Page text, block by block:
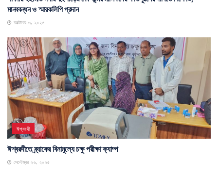
পাবনায় ইছামতি নদীর দুইপাড়ের বৈধ ভূমির মালিকদের ক্ষতিপূরণের দাবিতে বিক্ষোভ,
মানববন্ধন ও স্মারকলিপি প্রদান
অক্টোবর ৬, ২০২৫
ঈশ্বরদীতে ব্র্যাকের বিনামূল্যে চক্ষু পরীক্ষা ক্যাম্প